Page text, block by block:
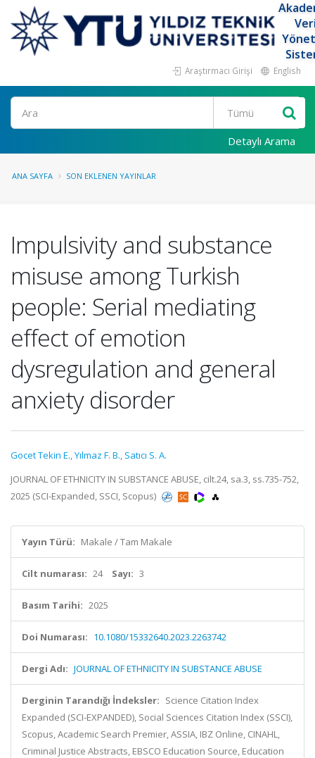
Araştırmacı Girişi English
Ara
Detaylı Arama
ANA SAYFA SON EKLENEN YAYINLAR
Impulsivity and substance
misuse among Turkish
people: Serial mediating
effect of emotion
dysregulation and general
anxiety disorder
Gocet Tekin E.,Yılmaz F. B., Satıcı S. A.
JOURNAL OF ETHNICITY IN SUBSTANCE ABUSE, cilt.24, sa.3, ss.735-752,
2025 (SCI-Expanded, SSCI, Scopus)
Yayın Türü: Makale / Tam Makale
Cilt numarası: 24 Sayı: 3
Basım Tarihi: 2025
Doi Numarası: 10.1080/15332640.2023.2263742
Dergi Adı: JOURNAL OF ETHNICITY IN SUBSTANCE ABUSE
Derginin Tarandığı İndeksler: Science Citation Index
Expanded (SCI-EXPANDED), Social Sciences Citation Index (SSCI),
Scopus, Academic Search Premier, ASSIA, IBZ Online, CINAHL,
Criminal Justice Abstracts, EBSCO Education Source, Education